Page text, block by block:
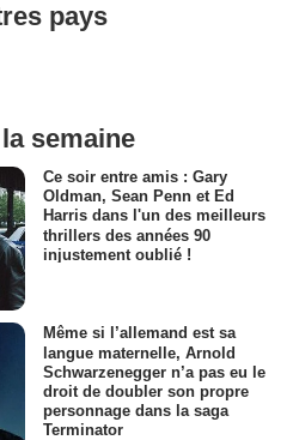
pays
semaine
Ce soir entre amis : Gary
Oldman, Sean Penn et Ed
Harris dans l'un des meilleurs
thrillers des années 90
injustement oublié !
Même si l’allemand est sa
langue maternelle, Arnold
Schwarzenegger n’a pas eu le
droit de doubler son propre
personnage dans la saga
Terminator